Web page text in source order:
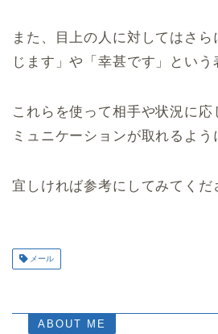
また、目上の人に対してはさ
じます」や「幸甚です」という
これらを使って相手や状況に応
ミュニケーションが取れるよう
宜しければ参考にしてみてくだ
メール
ABOUT ME